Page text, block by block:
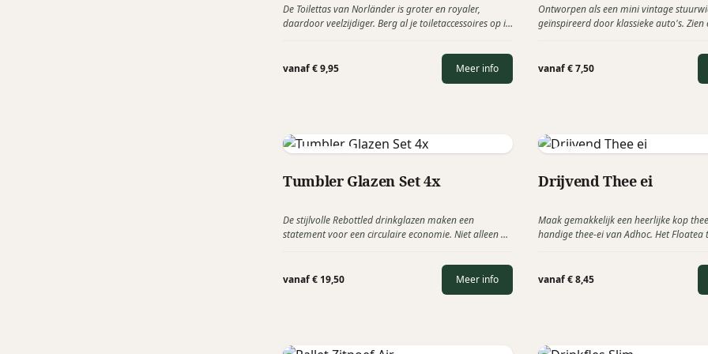
De Toilettas van Norländer is groter en royaler,
daardoor veelzijdiger. Berg al je toiletaccessoires op in
vanaf € 9,95 Meer info
Ontworpen als een mini vintage
geïnspireerd door klassieke auto's. Zien
Ierland, lage allergieën parfum oliën
Autogeurdispenser en één navulling in
Max Benjamin-geur, gaan tot 30 dagen
vanaf € 7,50
Rebottled
Tumbler Glazen Set 4x
De stijlvolle Rebottled drinkglazen maken een
statement voor een circulaire economie. Niet alleen bij
vanzelfsprekend, maar we moeten juist onszelf
uitdagen om te kijken wat we nog meer met afval
kunnen. Zo zorgen we ervoor dat onze planeet zo min
vanaf € 19,50 Meer info
Adhoc
Drijvend Thee ei
Maak gemakkelijk een heerlijke kop
handige thee-ei van Adhoc. Het Floatea
maken van een smaakvolle kop thee
theebladeren in het thee-ei te doen.
vanaf € 8,45